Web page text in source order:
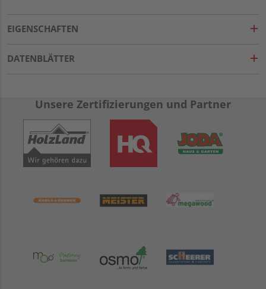
EIGENSCHAFTEN
DATENBLÄTTER
Unsere Zertifizierungen und Partner